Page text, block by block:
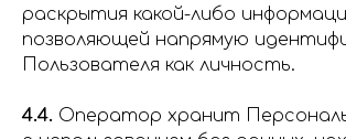
раскрытия какой-либо
позволяющей напрямую
Пользователя как личность.
4.4. Оператор хранит